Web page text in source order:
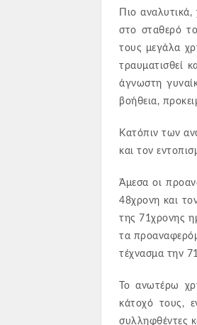
Πιο
στο σταθερό
τους μεγάλα
τραυματισθεί
άγνωστη
βοήθεια,
Κατόπιν των
και τον
Άμεσα οι
48χρονη και
της 71χρονης
τα
τέχνασμα την
Το ανωτέρω
κάτοχό τους,
συλληφθέντες